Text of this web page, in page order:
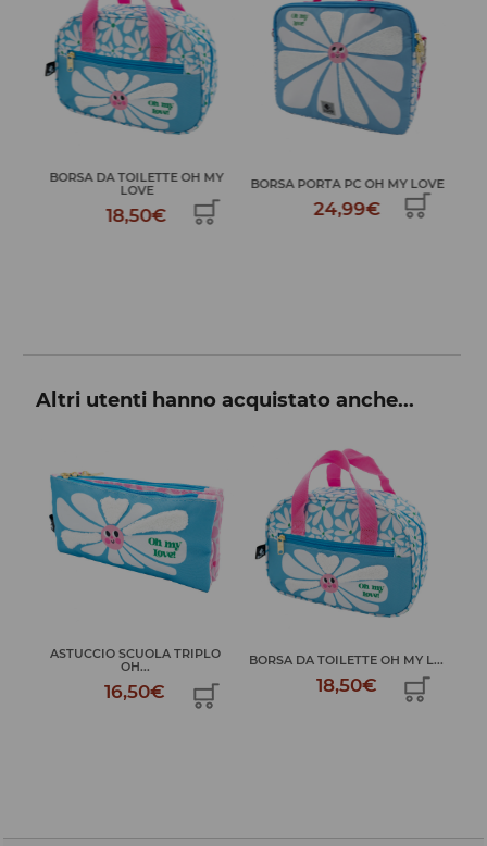
BORSA DA TOILETTE OH MY
LOVE
18,50€
BORSA PORTA PC OH MY LOVE
24,99€
Altri utenti hanno acquistato anche...
ASTUCCIO SCUOLA TRIPLO
OH...
16,50€
BORSA DA TOILETTE OH MY L...
18,50€